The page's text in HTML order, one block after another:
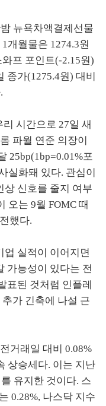
뉴욕차액결제선물
개월물은 1274.3원
프 포인트(-2.15원)
종가(1275.4원) 대비
시간으로 27일 새
파월 연준 의장이
25bp(1bp=0.01%포
실화돼 있다. 관심이
상 신호를 줄지 여부
오는 9월 FOMC 때
했다.
업 실적이 이어지면
가능성이 있다는 전
표된 것처럼 인플레
가 긴축에 나설 근
거래일 대비 0.08%
상승세다. 이는 지난
유지한 것이다. 스
0.28%, 나스닥 지수